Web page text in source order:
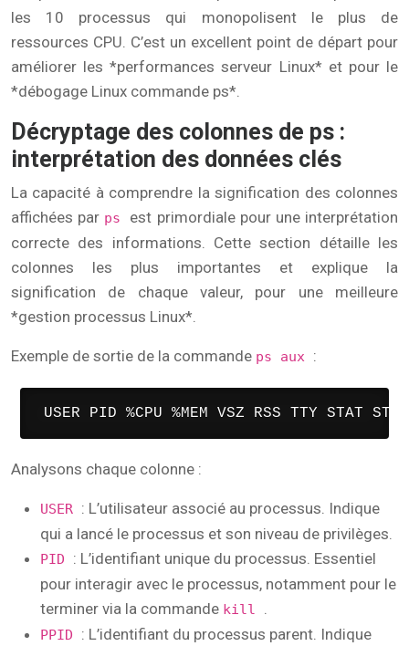
les 10 processus qui monopolisent le plus de
ressources CPU. C’est un excellent point de départ pour
améliorer les *performances serveur Linux* et pour le
*débogage Linux commande ps*.
Décryptage des colonnes de ps :
interprétation des données clés
La capacité à comprendre la signification des colonnes
affichées par ps est primordiale pour une interprétation
correcte des informations. Cette section détaille les
colonnes les plus importantes et explique la
signification de chaque valeur, pour une meilleure
*gestion processus Linux*.
Exemple de sortie de la commande ps aux :
USER PID %CPU %MEM VSZ RSS TTY
Analysons chaque colonne :
USER : L’utilisateur associé au processus. Indique
qui a lancé le processus et son niveau de privilèges.
PID : L’identifiant unique du processus. Essentiel
pour interagir avec le processus, notamment pour le
terminer via la commande kill .
PPID : L’identifiant du processus parent. Indique